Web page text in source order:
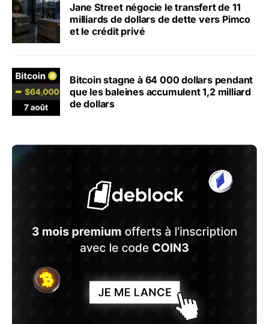
Jane Street négocie le transfert de 11
milliards de dollars de dette vers Pimco
et le crédit privé
Bitcoin stagne à 64 000 dollars pendant
que les baleines accumulent 1,2 milliard
de dollars